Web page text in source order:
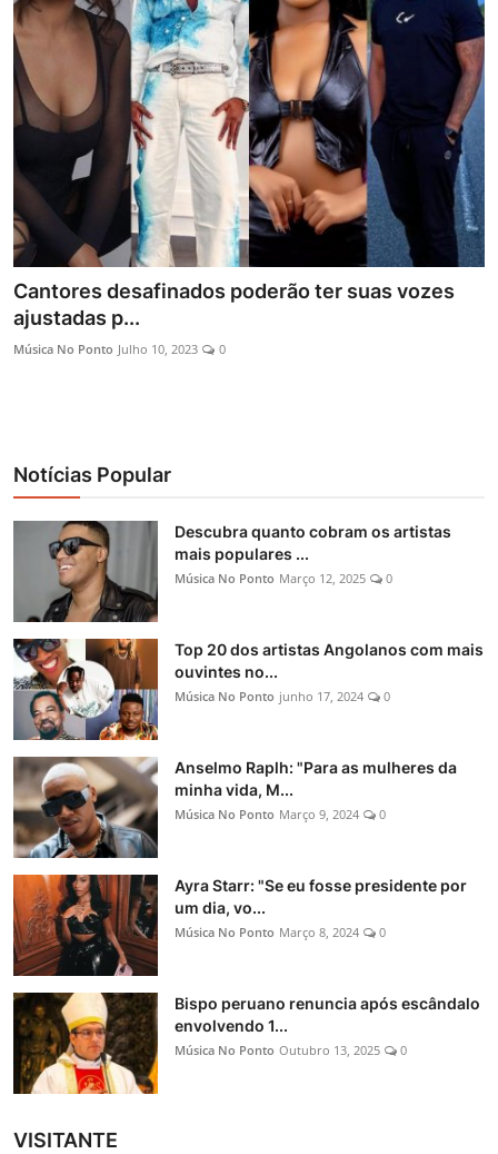
Cantores desafinados poderão ter suas vozes
ajustadas p...
Música No Ponto Julho 10, 2023 0
Notícias Popular
Descubra quanto cobram os artistas
mais populares ...
Música No Ponto Março 12, 2025 0
Top 20 dos artistas Angolanos com mais
ouvintes no...
Música No Ponto junho 17, 2024 0
Anselmo Raplh: "Para as mulheres da
minha vida, M...
Música No Ponto Março 9, 2024 0
Ayra Starr: "Se eu fosse presidente por
um dia, vo...
Música No Ponto Março 8, 2024 0
Bispo peruano renuncia após escândalo
envolvendo 1...
Música No Ponto Outubro 13, 2025 0
VISITANTE